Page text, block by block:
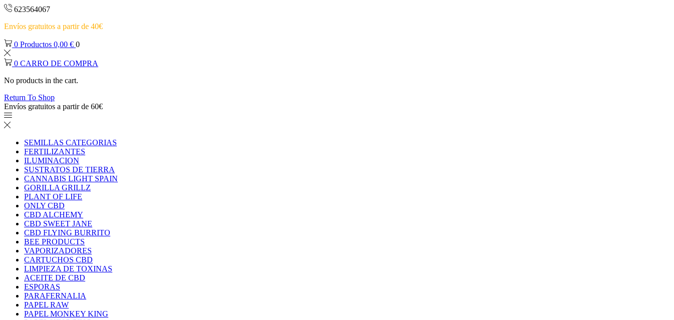
623564067
Envíos gratuitos a partir de 40€
0 Productos 0,00 € 0
0 CARRO DE COMPRA
No products in the cart.
Return To Shop
Envíos gratuitos a partir de 60€
SEMILLAS CATEGORIAS
FERTILIZANTES
ILUMINACION
SUSTRATOS DE TIERRA
CANNABIS LIGHT SPAIN
GORILLA GRILLZ
PLANT OF LIFE
ONLY CBD
CBD ALCHEMY
CBD SWEET JANE
CBD FLYING BURRITO
BEE PRODUCTS
VAPORIZADORES
CARTUCHOS CBD
LIMPIEZA DE TOXINAS
ACEITE DE CBD
ESPORAS
PARAFERNALIA
PAPEL RAW
PAPEL MONKEY KING